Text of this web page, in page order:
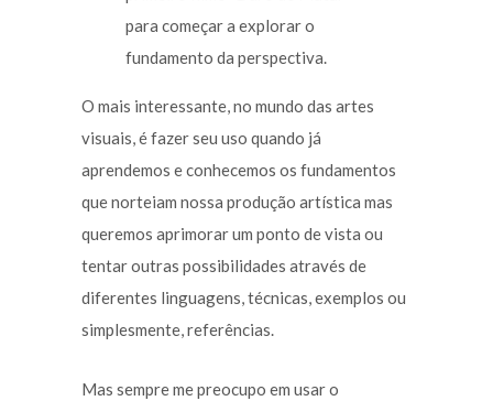
para começar a explorar o
fundamento da perspectiva.
O mais interessante, no mundo das artes
visuais, é fazer seu uso quando já
aprendemos e conhecemos os fundamentos
que norteiam nossa produção artística mas
queremos aprimorar um ponto de vista ou
tentar outras possibilidades através de
diferentes linguagens, técnicas, exemplos ou
simplesmente, referências.
Mas sempre me preocupo em usar o